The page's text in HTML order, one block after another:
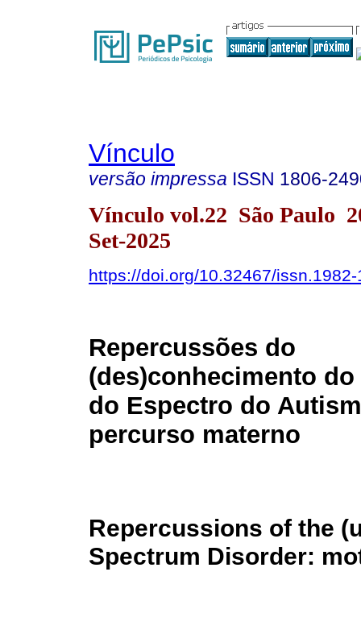
Vínculo
versão impressa ISSN 1806-
Vínculo vol.22 São Paulo
Set-2025
https://doi.org/10.32467/
Repercussões do
(des)conhecimento
do Espectro do
percurso materno
Repercussions of the
Spectrum Disorder: